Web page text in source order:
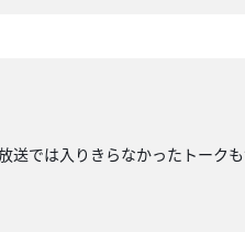
では入りきらなかったトーク